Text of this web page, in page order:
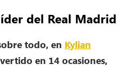
del Real Madrid
todo, en Kylian
en 14 ocasiones,